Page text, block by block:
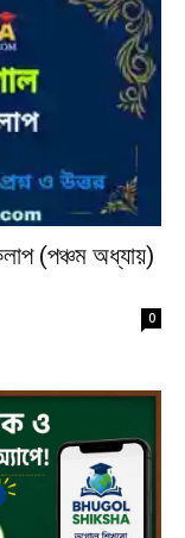
(পঞ্চম অধ্যায়)
0